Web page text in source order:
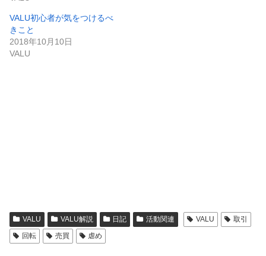
VALU初心者が気をつけるべ
きこと
2018年10月10日
VALU
VALU VALU解説 日記 活動関連 VALU
取引
回転
売買 虐め